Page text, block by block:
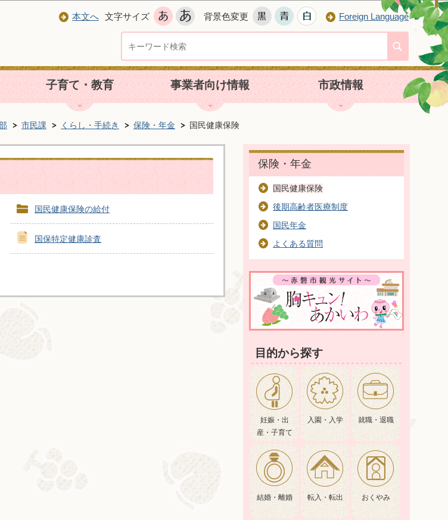
本文へ 文字サイズ 背景色変更 Foreign Language
子育て・教育 事業者向け情報 市政情報
市民課 くらし・手続き 保険・年金 国民健康保険
国民健康保険の給付
国保特定健康診査
保険・年金
国民健康保険
後期高齢者医療制度
国民年金
よくある質問
目的から探す
妊娠・出
産・子育て
入園・入学 就職・退職
結婚・離婚 転入・転出 おくやみ